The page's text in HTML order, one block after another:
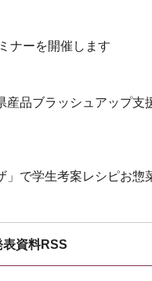
ナーを開催します
産品ブラッシュアップ支
」で学生考案レシピお惣
表資料RSS